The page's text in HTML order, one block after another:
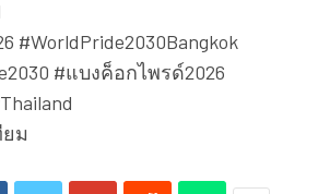
#WorldPride2030Bangkok
#แบงค็อกไพรด์2026
ม